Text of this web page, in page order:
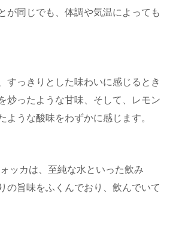
が同じでも、体調や気温によっても
すっきりとした味わいに感じるとき
炒ったような甘味、そして、レモン
ような酸味をわずかに感じます。
ッカは、至純な水といった飲み
の旨味をふくんでおり、飲んでいて